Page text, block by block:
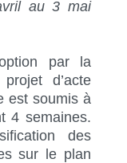
au 3 mai
par la
d’acte
est soumis à
4 semaines.
des
sur le plan